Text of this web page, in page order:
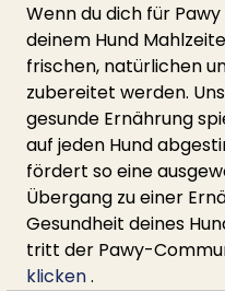
Wenn du dich für
deinem Hund
frischen, natürlichen
zubereitet werden.
gesunde Ernährung
auf jeden Hund
fördert so eine
Übergang zu einer
Gesundheit deines
tritt der Pawy-
klicken .